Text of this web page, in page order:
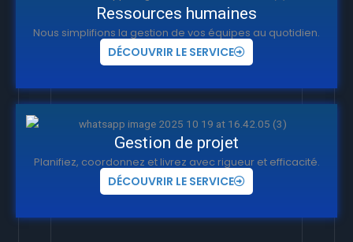
Ressources humaines
Nous simplifions la gestion de vos équipes au quotidien.
DÉCOUVRIR LE SERVICE
Gestion de projet
Planifiez, coordonnez et livrez avec rigueur et efficacité.
DÉCOUVRIR LE SERVICE